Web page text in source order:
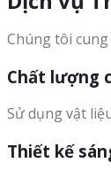
Chúng tôi
Chất lượng
Sử dụng vật
Thiết kế